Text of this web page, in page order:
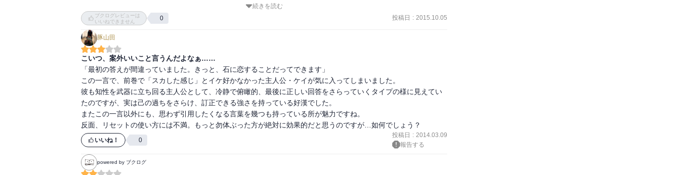
続きを読む
ブクログレビューは
いいねできません
0 投稿日 : 2015.10.05
豚山田
こいつ、案外いいこと言うんだよなぁ……
「最初の答えが間違っていました。きっと、石に恋することだってできます」
この一言で、前巻で「スカした感じ」とイケ好かなかった主人公・ケイが気に入ってしまいました。
彼も知性を武器に立ち回る主人公として、冷静で俯瞰的、最後に正しい回答をさらっていくタイプの様に見えてい
たのですが、実は己の過ちをさらけ、訂正できる強さを持っている好漢でした。
またこの一言以外にも、思わず引用したくなる言葉を幾つも持っている所が魅力ですね。
反面、リセットの使い方には不満。もっと勿体ぶった方が絶対に効果的だと思うのですが…如何でしょう？
いいね！ 0
投稿日 : 2014.03.09
報告する
powered by ブクログ